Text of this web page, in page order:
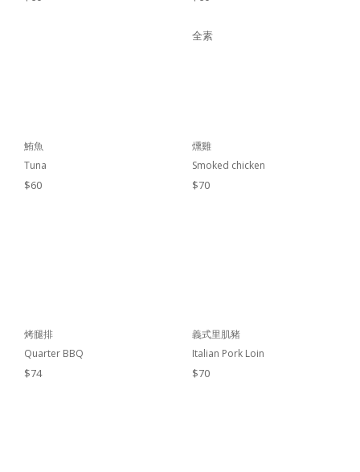
全素
鮪魚
Tuna
$60
燻雞
Smoked chicken
$70
烤腿排
Quarter BBQ
$74
義式里肌豬
Italian Pork Loin
$70